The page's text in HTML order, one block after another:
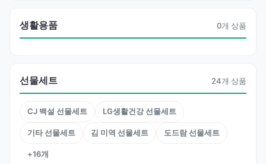
생활용품 0개 상품
선물세트 24개 상품
CJ 백설 선물세트 LG생활건강 선물세트
기타 선물세트 김 미역 선물세트 도드람 선물세트
+16개